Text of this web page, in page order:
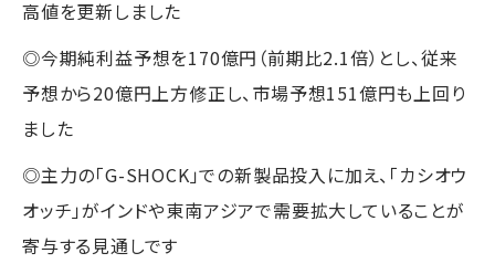
高値を更新しました
◎今期純利益予想を170億円（前期比2.1倍）とし、従来
予想から20億円上方修正し、市場予想151億円も上回り
ました
◎主力の「G-SHOCK」での新製品投入に加え、「カシオウ
オッチ」がインドや東南アジアで需要拡大していることが
寄与する見通しです